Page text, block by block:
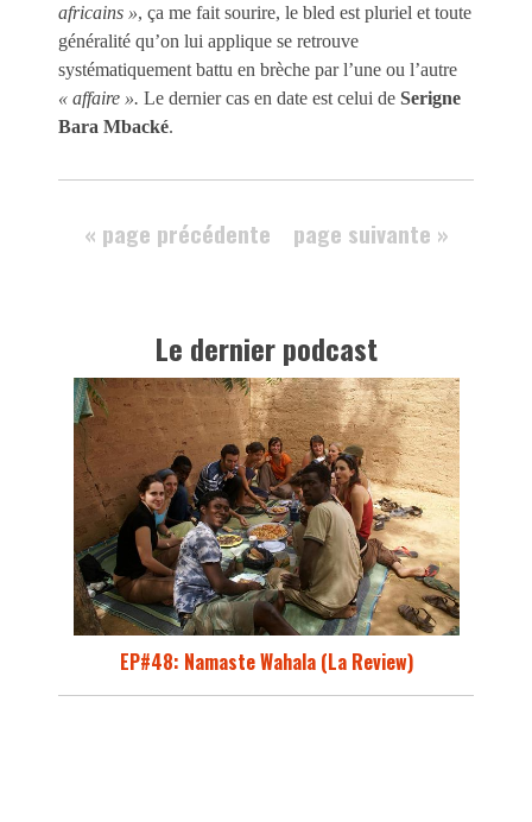
africains », ça me fait sourire, le bled est pluriel et toute
généralité qu’on lui applique se retrouve
systématiquement battu en brèche par l’une ou l’autre
« affaire ». Le dernier cas en date est celui de Serigne
Bara Mbacké.
« page précédente page suivante »
Le dernier podcast
EP#48: Namaste Wahala (La Review)